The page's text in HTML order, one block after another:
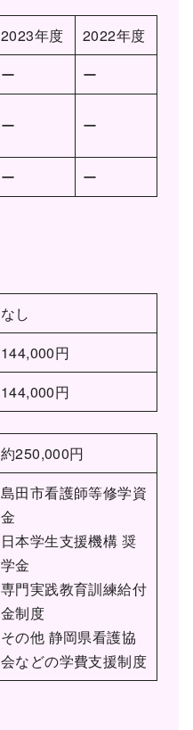
2023年度
2022年度
ー
ー
ー ー
ー ー
なし
144,000円
144,000円
約250,000円
島田市看護師等修学資
金
日本学生支援機構 奨
学金
専門実践教育訓練給付
金制度
その他 静岡県看護協
会などの学費支援制度